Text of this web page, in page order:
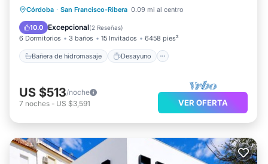
Córdoba · San Francisco-Ribera 0.09 mi al centro
10.0 Excepcional(2 Reseñas)
6 Dormitorios 3 baños 15 Invitados 6458 pies²
Bañera de hidromasaje Desayuno
Bañera de hidromasaje
Desayuno
Aparcamiento
US $513/noche
7 noches - US $3,591 VER OFERTA